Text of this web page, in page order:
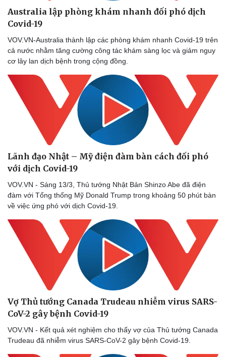
Australia lập phòng khám nhanh đối phó dịch
Covid-19
VOV.VN-Australia thành lập các phòng khám nhanh Covid-19 trên
cả nước nhằm tăng cường công tác khám sàng lọc và giảm nguy
cơ lây lan dịch bệnh trong cộng đồng.
Lãnh đạo Nhật – Mỹ điện đàm bàn cách đối phó
với dịch Covid-19
VOV.VN - Sáng 13/3, Thủ tướng Nhật Bản Shinzo Abe đã điện
đàm với Tổng thống Mỹ Donald Trump trong khoảng 50 phút bàn
về việc ứng phó với dịch Covid-19.
Vợ Thủ tướng Canada Trudeau nhiễm virus SARS-
CoV-2 gây bệnh Covid-19
VOV.VN - Kết quả xét nghiệm cho thấy vợ của Thủ tướng Canada
Trudeau đã nhiễm virus SARS-CoV-2 gây bệnh Covid-19.